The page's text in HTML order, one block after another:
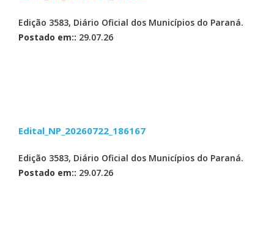
Edição 3583, Diário Oficial dos Municípios do Paraná.
Postado em:: 29.07.26
Edital_NP_20260722_186167
Edição 3583, Diário Oficial dos Municípios do Paraná.
Postado em:: 29.07.26